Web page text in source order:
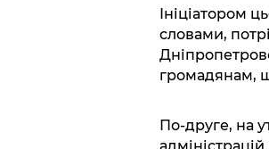
Ініціатором
словами,
громадянам,
По-друге, на